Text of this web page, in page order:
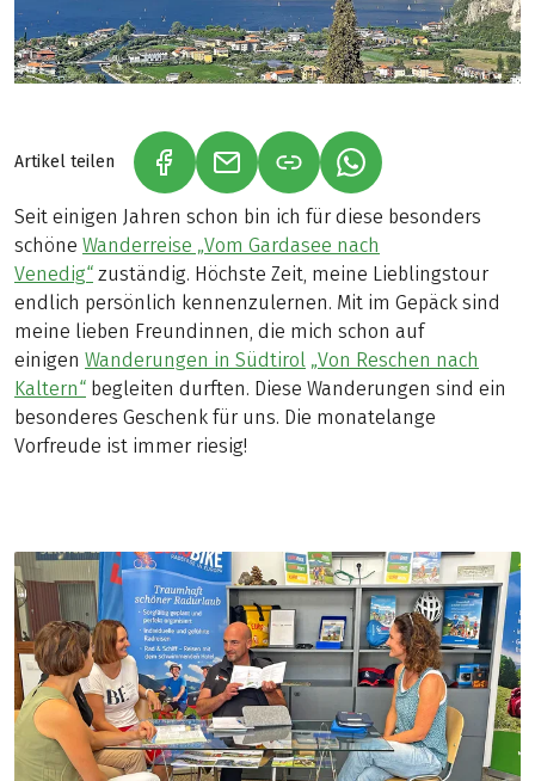
Artikel teilen (LINK ÖFFNET IN NEUEM TAB)
(LINK ÖFFNET IN NEUEM TAB)
(LINK ÖFFNET IN
Seit einigen Jahren schon bin ich für diese besonders
schöne Wanderreise „Vom Gardasee nach
Venedig“ zuständig. Höchste Zeit, meine Lieblingstour
endlich persönlich kennenzulernen. Mit im Gepäck sind
meine lieben Freundinnen, die mich schon auf
einigen Wanderungen in Südtirol „Von Reschen nach
Kaltern“ begleiten durften. Diese Wanderungen sind ein
besonderes Geschenk für uns. Die monatelange
Vorfreude ist immer riesig!